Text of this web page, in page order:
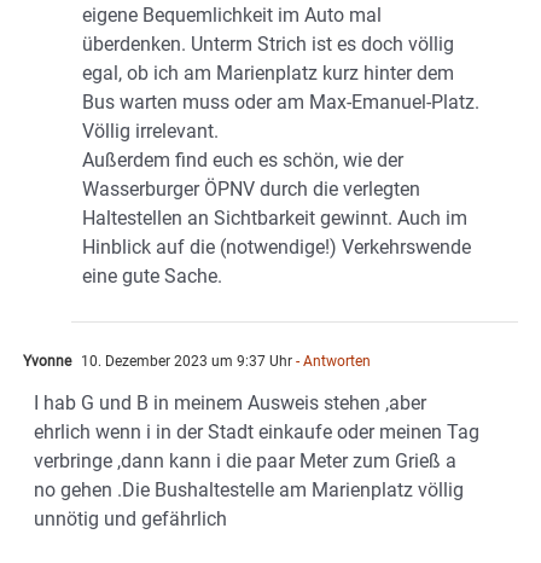
eigene Bequemlichkeit im Auto mal
überdenken. Unterm Strich ist es doch völlig
egal, ob ich am Marienplatz kurz hinter dem
Bus warten muss oder am Max-Emanuel-Platz.
Völlig irrelevant.
Außerdem find euch es schön, wie der
Wasserburger ÖPNV durch die verlegten
Haltestellen an Sichtbarkeit gewinnt. Auch im
Hinblick auf die (notwendige!) Verkehrswende
eine gute Sache.
Yvonne 10. Dezember 2023 um 9:37 Uhr - Antworten
I hab G und B in meinem Ausweis stehen ,aber
ehrlich wenn i in der Stadt einkaufe oder meinen Tag
verbringe ,dann kann i die paar Meter zum Grieß a
no gehen .Die Bushaltestelle am Marienplatz völlig
unnötig und gefährlich